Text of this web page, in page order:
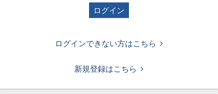
ログイン
ログインできない方はこちら
新規登録はこちら